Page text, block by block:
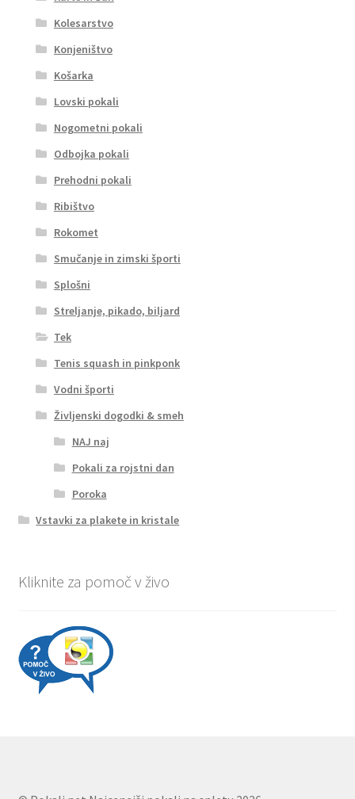
Kolesarstvo
Konjeništvo
Košarka
Lovski pokali
Nogometni pokali
Odbojka pokali
Prehodni pokali
Ribištvo
Rokomet
Smučanje in zimski športi
Splošni
Streljanje, pikado, biljard
Tek
Tenis squash in pinkponk
Vodni športi
Življenski dogodki & smeh
NAJ naj
Pokali za rojstni dan
Poroka
Vstavki za plakete in kristale
Kliknite za pomoč v živo